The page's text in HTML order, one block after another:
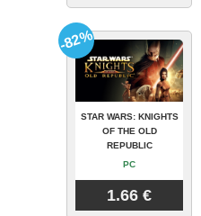
STAR WARS: KNIGHTS
OF THE OLD
REPUBLIC
PC
1.66 €
-82%